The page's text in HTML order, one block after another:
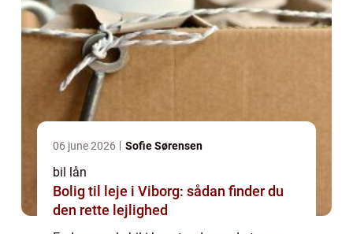
06 june 2026 Sofie Sørensen
bil lån
Bolig til leje i Viborg: sådan finder du
den rette lejlighed